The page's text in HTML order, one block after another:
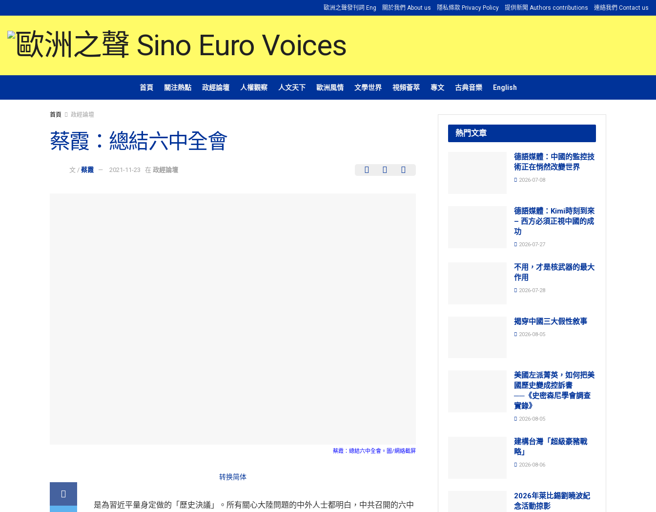
歐洲之聲發刊詞 Eng 關於我們 About us 隱私條款 Privacy Policy 提供新聞 Authors contributions 連絡我們 Contact us
首頁 關注熱點 政經論壇 人權觀察 人文天下 歐洲風情 文學世界 視頻薈萃 專文 古典音樂 English
首頁 政經論壇
蔡霞：總結六中全會
文 / 蔡霞 2021-11-23 在 政經論壇
蔡霞：總結六中全會。圖/網絡截屏
转换简体
是為習近平量身定做的「歷史決議」。所有關心大陸問題的中外人士都明白，中共召開的六中
熱門文章
德語媒體：中國的監控技
術正在悄然改變世界
2026-07-08
德語媒體：Kimi時刻到來
– 西方必須正視中國的成
功
2026-07-27
不用，才是核武器的最大
作用
2026-07-28
揭穿中國三大假性敘事
2026-08-05
美國左派菁英，如何把美
國歷史變成控訴書
──《史密森尼學會調查
實錄》
2026-08-05
建構台灣「超級豪豬戰
略」
2026-08-06
2026年萊比錫劉曉波紀
念活動掠影